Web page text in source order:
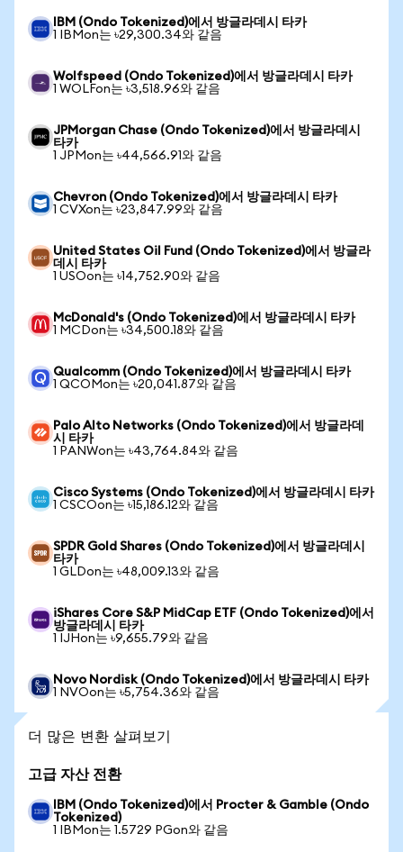
IBM (Ondo Tokenized)에서 방글라데시 타카
1 IBMon는 ৳29,300.34와 같음
Wolfspeed (Ondo Tokenized)에서 방글라데시 타카
1 WOLFon는 ৳3,518.96와 같음
JPMorgan Chase (Ondo Tokenized)에서 방글라데시
타카
1 JPMon는 ৳44,566.91와 같음
Chevron (Ondo Tokenized)에서 방글라데시 타카
1 CVXon는 ৳23,847.99와 같음
United States Oil Fund (Ondo Tokenized)에서 방글라
데시 타카
1 USOon는 ৳14,752.90와 같음
McDonald's (Ondo Tokenized)에서 방글라데시 타카
1 MCDon는 ৳34,500.18와 같음
Qualcomm (Ondo Tokenized)에서 방글라데시 타카
1 QCOMon는 ৳20,041.87와 같음
Palo Alto Networks (Ondo Tokenized)에서 방글라데
시 타카
1 PANWon는 ৳43,764.84와 같음
Cisco Systems (Ondo Tokenized)에서 방글라데시 타카
1 CSCOon는 ৳15,186.12와 같음
SPDR Gold Shares (Ondo Tokenized)에서 방글라데시
타카
1 GLDon는 ৳48,009.13와 같음
iShares Core S&P MidCap ETF (Ondo Tokenized)에서
방글라데시 타카
1 IJHon는 ৳9,655.79와 같음
Novo Nordisk (Ondo Tokenized)에서 방글라데시 타카
1 NVOon는 ৳5,754.36와 같음
더 많은 변환 살펴보기
고급 자산 전환
IBM (Ondo Tokenized)에서 Procter & Gamble (Ondo
Tokenized)
1 IBMon는 1.5729 PGon와 같음